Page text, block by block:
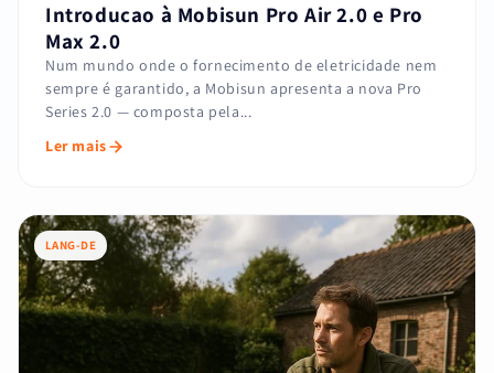
Introducao à Mobisun Pro Air 2.0 e Pro
Max 2.0
Num mundo onde o fornecimento de eletricidade nem
sempre é garantido, a Mobisun apresenta a nova Pro
Series 2.0 — composta pela...
Ler mais
LANG-DE